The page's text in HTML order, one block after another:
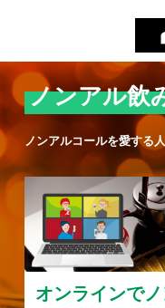
ノンアル飲
ノンアルコールを愛する
オンラインで